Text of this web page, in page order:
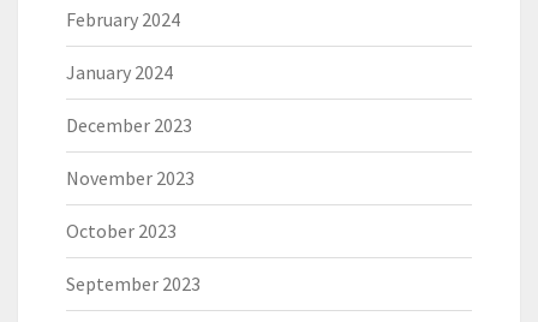
February 2024
January 2024
December 2023
November 2023
October 2023
September 2023